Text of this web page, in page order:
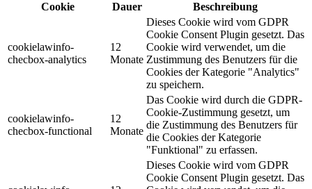
Cookie
Dauer Beschreibung
cookielawinfo-
checbox-analytics
12
Monate
Dieses Cookie wird vom GDPR
Cookie Consent Plugin gesetzt. Das
Cookie wird verwendet, um die
Zustimmung des Benutzers für die
Cookies der Kategorie "Analytics"
zu speichern.
cookielawinfo-
checbox-functional
12
Monate
Das Cookie wird durch die GDPR-
Cookie-Zustimmung gesetzt, um
die Zustimmung des Benutzers für
die Cookies der Kategorie
"Funktional" zu erfassen.
Dieses Cookie wird vom GDPR
Cookie Consent Plugin gesetzt. Das